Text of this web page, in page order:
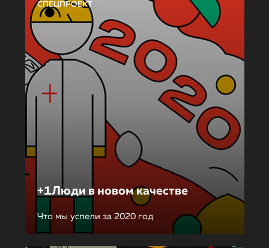
СПЕЦПРОЕКТ
+1Люди в новом качестве
Что мы успели за 2020 год